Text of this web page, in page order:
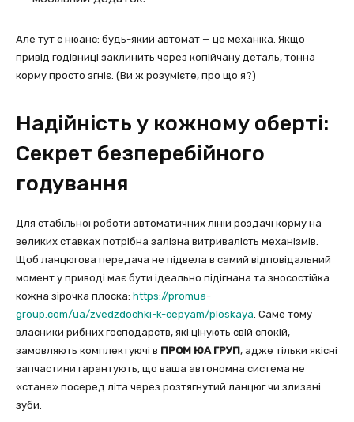
Але тут є нюанс: будь-який автомат — це механіка. Якщо
привід годівниці заклинить через копійчану деталь, тонна
корму просто згніє. (Ви ж розумієте, про що я?)
Надійність у кожному оберті:
Секрет безперебійного
годування
Для стабільної роботи автоматичних ліній роздачі корму на
великих ставках потрібна залізна витривалість механізмів.
Щоб ланцюгова передача не підвела в самий відповідальний
момент у приводі має бути ідеально підігнана та зносостійка
кожна зірочка плоска: https://promua-
group.com/ua/zvedzdochki-k-cepyam/ploskaya. Саме тому
власники рибних господарств, які цінують свій спокій,
замовляють комплектуючі в ПРОМ ЮА ГРУП, адже тільки якісні
запчастини гарантують, що ваша автономна система не
«стане» посеред літа через розтягнутий ланцюг чи злизані
зуби.